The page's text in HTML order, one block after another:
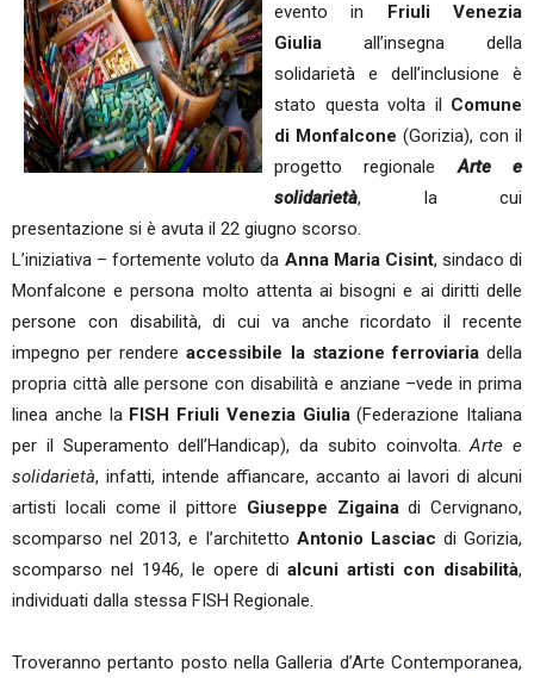
evento in Friuli Venezia
Giulia all’insegna della
solidarietà e dell’inclusione è
stato questa volta il Comune
di Monfalcone (Gorizia), con il
progetto regionaleArte e
solidarietà, la cui
presentazione si è avuta il 22 giugno scorso.
L’iniziativa – fortemente voluto da Anna Maria Cisint, sindaco di
Monfalcone e persona molto attenta ai bisogni e ai diritti delle
persone con disabilità, di cui va anche ricordato il recente
impegno per rendereaccessibile la stazione ferroviariadella
propria città alle persone con disabilità e anziane –vede in prima
linea anche la FISH Friuli Venezia Giulia(Federazione Italiana
per il Superamento dell’Handicap), da subito coinvolta.Arte e
solidarietà, infatti, intende affiancare, accanto ai lavori di alcuni
artisti locali come il pittore Giuseppe Zigainadi Cervignano,
scomparso nel 2013, e l’architetto Antonio Lasciac di Gorizia,
scomparso nel 1946, le opere dialcuni artisti con disabilità,
individuati dalla stessa FISH Regionale.
Troveranno pertanto posto nella Galleria d’Arte Contemporanea,